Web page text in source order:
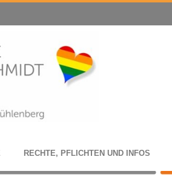
RECHTE, PFLICH­TEN UND INFOS